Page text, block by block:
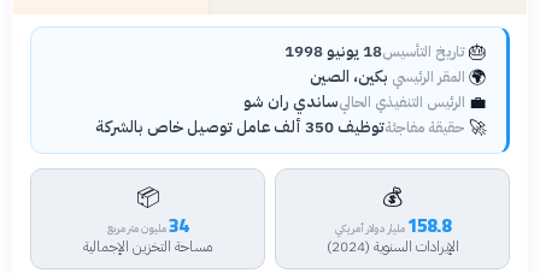
🎂تاريخ التأسيس18 يونيو 1998
🌍 المقر الرئيسي بكين، الصين
💼 الرئيس التنفيذي الحاليساندي ران شو
🚀 حقيقة مفاجئةتوظيف 350 ألف عامل توصيل خاص بالشركة
💰
158.8 مليار دولار أمريكي
الإيرادات السنوية (2024)
📦
34مليون متر مربع
مساحة التخزين الإجمالية